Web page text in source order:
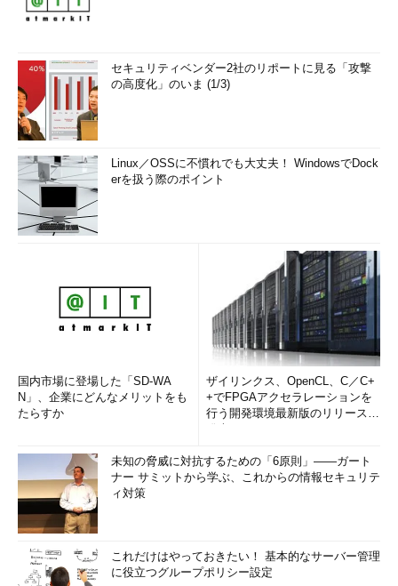
セキュリティベンダー2社のリポートに見る「攻撃
の高度化」のいま (1/3)
Linux／OSSに不慣れでも大丈夫！ WindowsでDock
erを扱う際のポイント
国内市場に登場した「SD-WA
N」、企業にどんなメリットをも
たらすか
ザイリンクス、OpenCL、C／C+
+でFPGAアクセラレーションを
行う開発環境最新版のリリースを
未知の脅威に対抗するための「6原則」――ガート
ナー サミットから学ぶ、これからの情報セキュリテ
ィ対策
これだけはやっておきたい！ 基本的なサーバー管理
に役立つグループポリシー設定